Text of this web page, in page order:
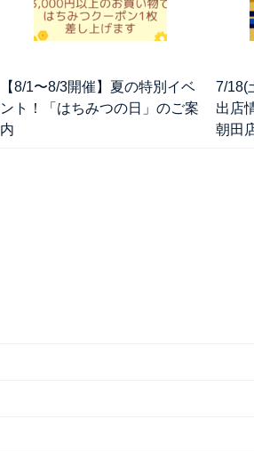
【8/1〜8/3開催】夏の特別イベ
ント！「はちみつの日」のご案
内
7/18(
出店
朝田